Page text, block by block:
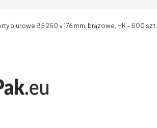
biurowe B5 250 × 176 mm, brązowe, HK – 500 szt.